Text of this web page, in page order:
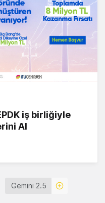
iş birliğiyle
Al
Gemini 2.5